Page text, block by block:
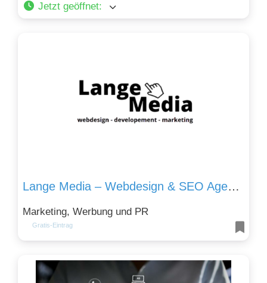
Jetzt geöffnet:
Lange Media – Webdesign & SEO Agentur Koblenz
Marketing, Werbung und PR
Gratis-Eintrag